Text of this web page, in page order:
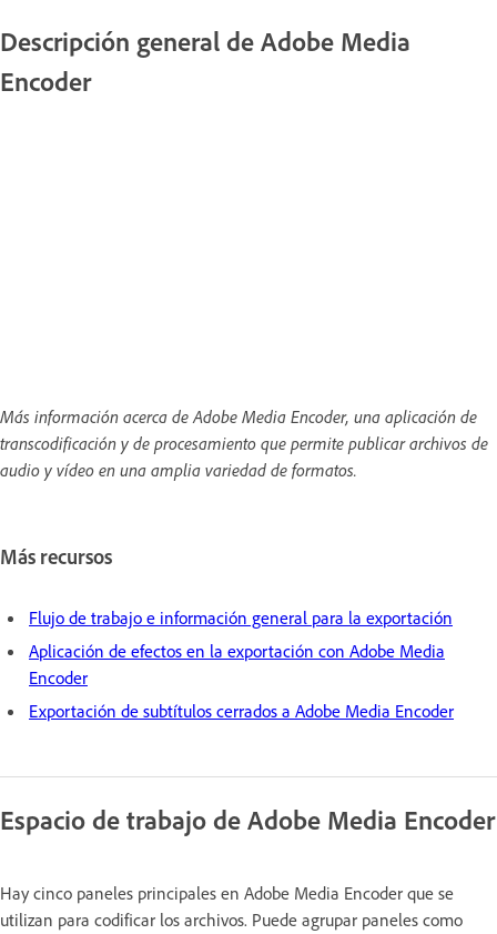
Descripción general de Adobe Media
Encoder
Más información acerca de Adobe Media Encoder, una aplicación de
transcodificación y de procesamiento que permite publicar archivos de
audio y vídeo en una amplia variedad de formatos.
Más recursos
Flujo de trabajo e información general para la exportación
Aplicación de efectos en la exportación con Adobe Media
Encoder
Exportación de subtítulos cerrados a Adobe Media Encoder
Espacio de trabajo de Adobe Media Encoder
Hay cinco paneles principales en Adobe Media Encoder que se
utilizan para codificar los archivos. Puede agrupar paneles como